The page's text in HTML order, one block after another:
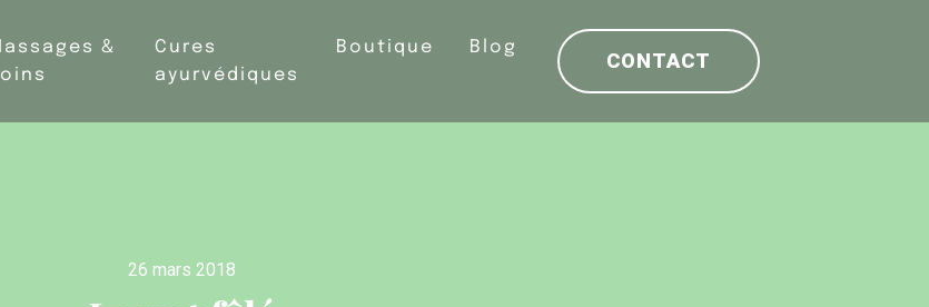
&
Cures
ayurvédiques
Boutique Blog
CONTACT
26 mars 2018